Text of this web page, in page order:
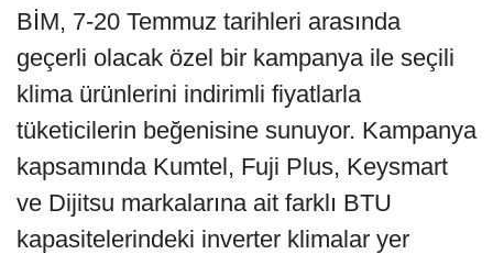
BİM, 7-20 Temmuz tarihleri arasında
geçerli olacak özel bir kampanya ile seçili
klima ürünlerini indirimli fiyatlarla
tüketicilerin beğenisine sunuyor. Kampanya
kapsamında Kumtel, Fuji Plus, Keysmart
ve Dijitsu markalarına ait farklı BTU
kapasitelerindeki inverter klimalar yer